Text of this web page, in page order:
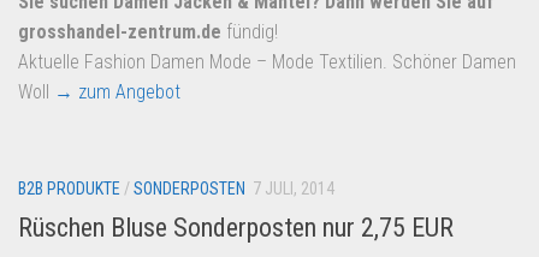
grosshandel-zentrum.de fündig!
Aktuelle Fashion Damen Mode – Mode Textilien. Schöner Damen
Woll → zum Angebot
B2B PRODUKTE /SONDERPOSTEN 7 JULI, 2014
Rüschen Bluse Sonderposten nur 2,75 EUR